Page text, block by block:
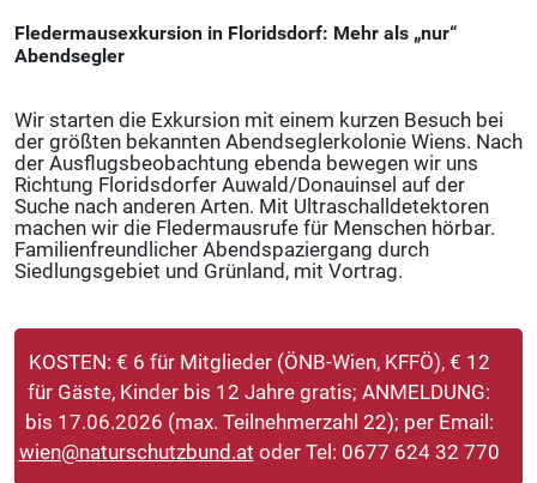
2026-
06-
Externe
Veranstaltung,
Wien
Fledermausexkursion in Floridsdorf: Mehr als „nur“
Abendsegler
Wir starten die Exkursion mit einem kurzen Besuch bei
der größten bekannten Abendseglerkolonie Wiens. Nach
der Ausflugsbeobachtung ebenda bewegen wir uns
Richtung Floridsdorfer Auwald/Donauinsel auf der
Suche nach anderen Arten. Mit Ultraschalldetektoren
machen wir die Fledermausrufe für Menschen hörbar.
Familienfreundlicher Abendspaziergang durch
Siedlungsgebiet und Grünland, mit Vortrag.
KOSTEN: € 6 für Mitglieder (ÖNB-Wien, KFFÖ), € 12
für Gäste, Kinder bis 12 Jahre gratis; ANMELDUNG:
bis 17.06.2026 (max. Teilnehmerzahl 22); per Email:
wien@naturschutzbund.at oder Tel: 0677 624 32 770